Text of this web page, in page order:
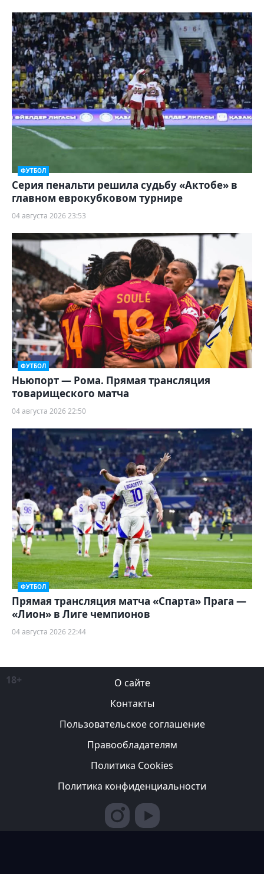
ФУТБОЛ
Серия пенальти решила судьбу «Актобе» в
главном еврокубковом турнире
04 августа 2026 23:53
ФУТБОЛ
Ньюпорт — Рома. Прямая трансляция
товарищеского матча
04 августа 2026 22:50
ФУТБОЛ
Прямая трансляция матча «Спарта» Прага —
«Лион» в Лиге чемпионов
04 августа 2026 22:44
18+
О сайте
Контакты
Пользовательское соглашение
Правообладателям
Политика Cookies
Политика конфиденциальности